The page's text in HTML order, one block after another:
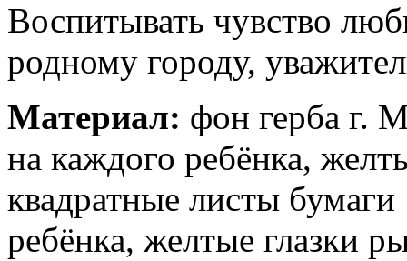
Воспитывать чувство
родному городу,
Материал: фон герба г.
на каждого ребёнка,
квадратные листы
ребёнка, желтые глазки